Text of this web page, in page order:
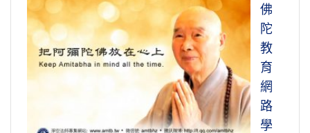
佛
陀
教
育
網
路
學